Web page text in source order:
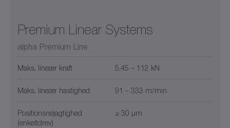
Premium Linear Systems
alpha Premium Line
Maks. lineær kraft 5.45 – 112 kN
Maks. lineær hastighed 91 – 333 m/min
Positionsnøjagtighed
(enkeltdrev)
≥ 30 µm